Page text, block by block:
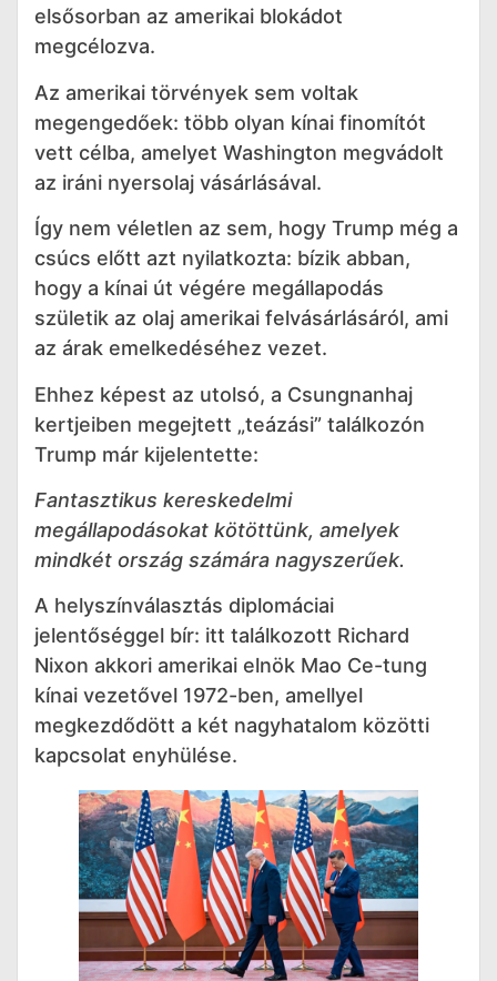
elsősorban az amerikai blokádot
megcélozva.
Az amerikai törvények sem voltak
megengedőek: több olyan kínai finomítót
vett célba, amelyet Washington megvádolt
az iráni nyersolaj vásárlásával.
Így nem véletlen az sem, hogy Trump még a
csúcs előtt azt nyilatkozta: bízik abban,
hogy a kínai út végére megállapodás
születik az olaj amerikai felvásárlásáról, ami
az árak emelkedéséhez vezet.
Ehhez képest az utolsó, a Csungnanhaj
kertjeiben megejtett „teázási” találkozón
Trump már kijelentette:
Fantasztikus kereskedelmi
megállapodásokat kötöttünk, amelyek
mindkét ország számára nagyszerűek.
A helyszínválasztás diplomáciai
jelentőséggel bír: itt találkozott Richard
Nixon akkori amerikai elnök Mao Ce-tung
kínai vezetővel 1972-ben, amellyel
megkezdődött a két nagyhatalom közötti
kapcsolat enyhülése.